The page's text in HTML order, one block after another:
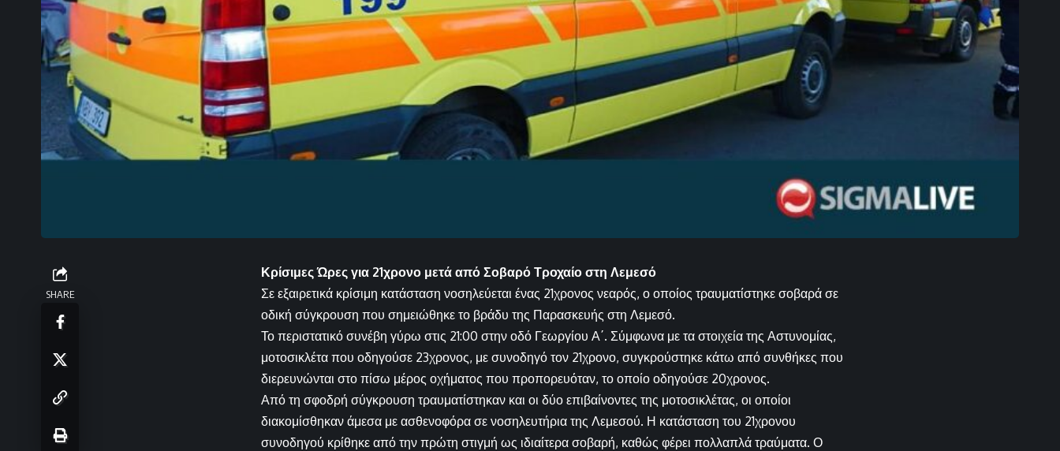
SHARE
Κρίσιμες Ώρες για 21χρονο μετά από Σοβαρό Τροχαίο στη Λεμεσό
Σε εξαιρετικά κρίσιμη κατάσταση νοσηλεύεται ένας 21χρονος νεαρός, ο οποίος τραυματίστηκε σοβαρά σε
οδική σύγκρουση που σημειώθηκε το βράδυ της Παρασκευής στη Λεμεσό.
Το περιστατικό συνέβη γύρω στις 21:00 στην οδό Γεωργίου Α΄. Σύμφωνα με τα στοιχεία της Αστυνομίας,
μοτοσικλέτα που οδηγούσε 23χρονος, με συνοδηγό τον 21χρονο, συγκρούστηκε κάτω από συνθήκες που
διερευνώνται στο πίσω μέρος οχήματος που προπορευόταν, το οποίο οδηγούσε 20χρονος.
Από τη σφοδρή σύγκρουση τραυματίστηκαν και οι δύο επιβαίνοντες της μοτοσικλέτας, οι οποίοι
διακομίσθηκαν άμεσα με ασθενοφόρα σε νοσηλευτήρια της Λεμεσού. Η κατάσταση του 21χρονου
συνοδηγού κρίθηκε από την πρώτη στιγμή ως ιδιαίτερα σοβαρή, καθώς φέρει πολλαπλά τραύματα. Ο